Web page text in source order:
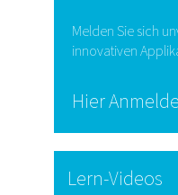
Melden Sie sich
innovativen
Hier
Lern-Videos